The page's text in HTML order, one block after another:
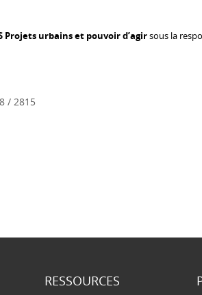
Projets urbains et pouvoir d’agirsous la
/ 2815
RESSOURCES